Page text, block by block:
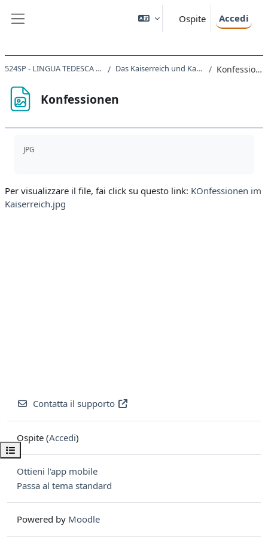
Ospite Accedi
Apri indice del corso
524SP - LINGUA TEDESCA I 2023 Das Kaiserreich und Kapitel 2 Konfessionen
Konfessionen
JPG
Per visualizzare il file, fai click su questo link: KOnfessionen im
Kaiserreich.jpg
Contatta il supporto
Ospite (Accedi)
Ottieni l'app mobile
Passa al tema standard
Powered by Moodle